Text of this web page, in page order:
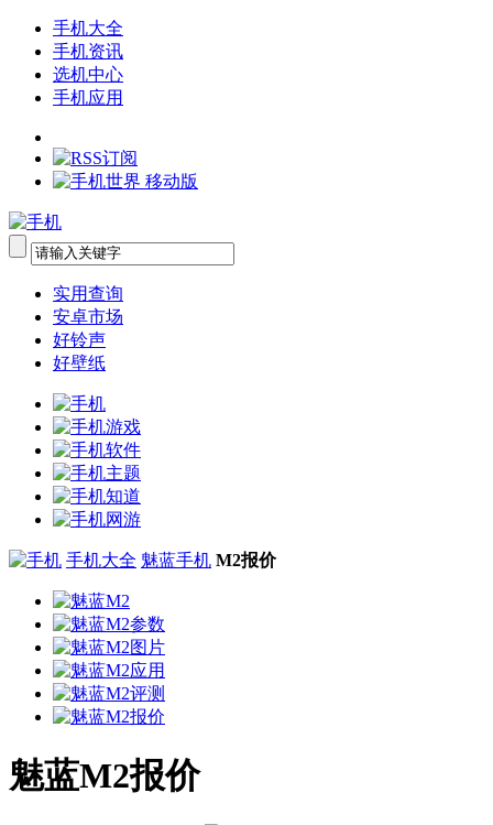
手机大全
手机资讯
选机中心
手机应用
实用查询
安卓市场
好铃声
好壁纸
手机大全 魅蓝手机 M2报价
魅蓝M2报价